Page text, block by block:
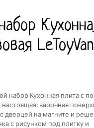
набор Кухонная плита с
настоящая: варочная
дверцей на магните и
с рисунком под плитку и